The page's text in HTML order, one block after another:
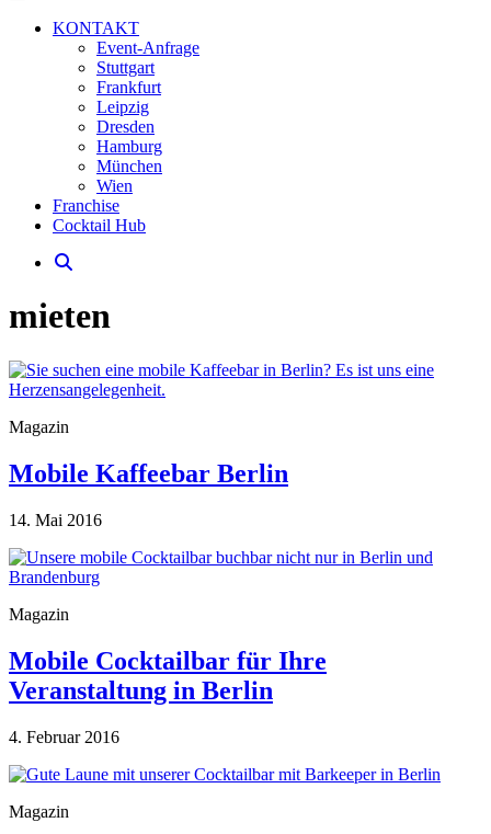
KONTAKT
Event-Anfrage
Stuttgart
Frankfurt
Leipzig
Dresden
Hamburg
München
Wien
Franchise
Cocktail Hub
mieten
Magazin
Mobile Kaffeebar Berlin
14. Mai 2016
Magazin
Mobile Cocktailbar für Ihre
Veranstaltung in Berlin
4. Februar 2016
Magazin